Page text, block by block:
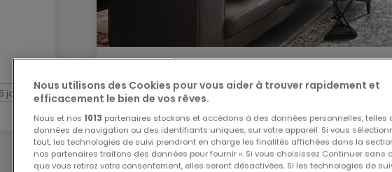
Maison individuelle4 chambresà loueràSteinsel
4 2
jours
Nous utilisons des Cookies pour vous aider à trouver rapidement et
efficacement le bien de vos rêves.
Nous et nos 1013 partenaires stockons et accédons à des données personnelles, telles
données de navigation ou des identifiants uniques, sur votre appareil. Si vous
tout, les technologies de suivi prendront en charge les finalités affichées dans la
nos partenaires traitons des données pour fournir ». Si vous choisissez Continuer sans
que vous retirez votre consentement, elles seront désactivées. Si les technologies de